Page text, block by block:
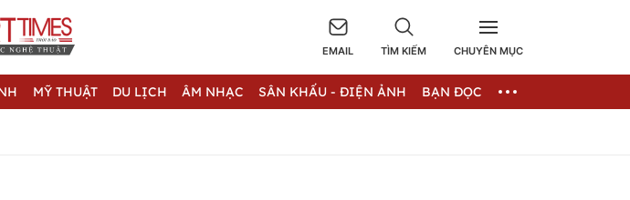
EMAIL TÌM KIẾM CHUYÊN MỤC
MỸ THUẬT DU LỊCH ÂM NHẠC SÂN KHẤU - ĐIỆN ẢNH BẠN ĐỌC